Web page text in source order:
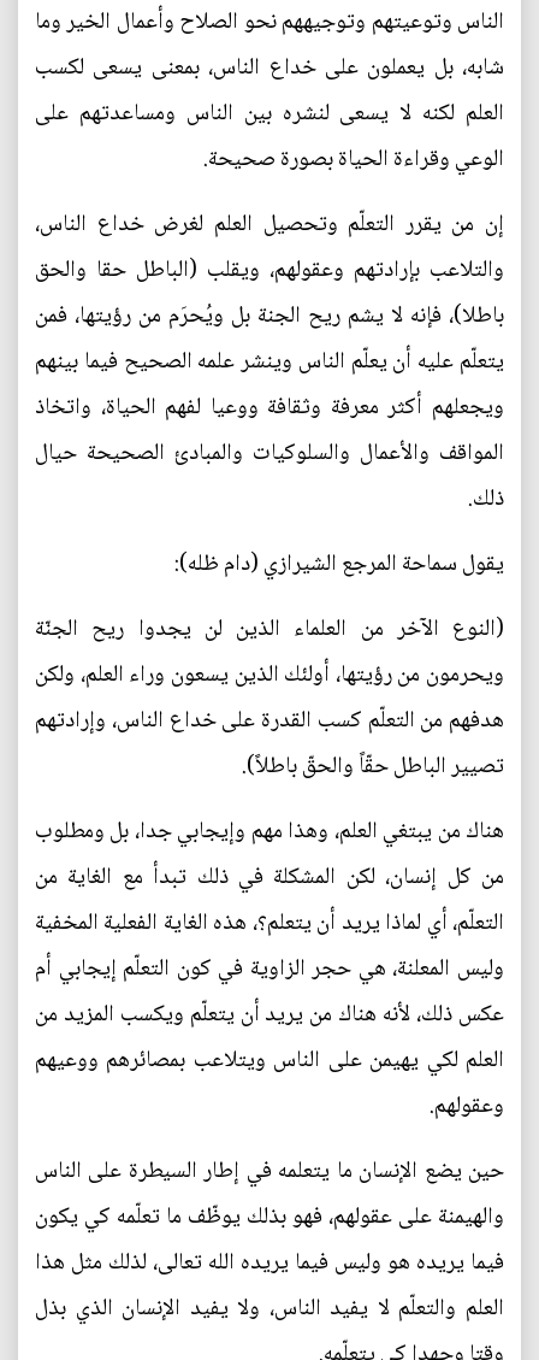
الناس وتوعيتهم وتوجيههم نحو الصلاح وأعمال الخير وما
شابه، بل يعملون على خداع الناس، بمعنى يسعى لكسب
العلم لكنه لا يسعى لنشره بين الناس ومساعدتهم على
الوعي وقراءة الحياة بصورة صحيحة.
إن من يقرر التعلّم وتحصيل العلم لغرض خداع الناس،
والتلاعب بإرادتهم وعقولهم، ويقلب (الباطل حقا والحق
باطلا)، فإنه لا يشم ريح الجنة بل ويُحرَم من رؤيتها، فمن
يتعلّم عليه أن يعلّم الناس وينشر علمه الصحيح فيما بينهم
ويجعلهم أكثر معرفة وثقافة ووعيا لفهم الحياة، واتخاذ
المواقف والأعمال والسلوكيات والمبادئ الصحيحة حيال
ذلك.
يقول سماحة المرجع الشيرازي (دام ظله):
(النوع الآخر من العلماء الذين لن يجدوا ريح الجنّة
ويحرمون من رؤيتها، أولئك الذين يسعون وراء العلم، ولكن
هدفهم من التعلّم كسب القدرة على خداع الناس، وإرادتهم
تصيير الباطل حقّاً والحقّ باطلاً).
هناك من يبتغي العلم، وهذا مهم وإيجابي جدا، بل ومطلوب
من كل إنسان، لكن المشكلة في ذلك تبدأ مع الغاية من
التعلّم، أي لماذا يريد أن يتعلم؟، هذه الغاية الفعلية المخفية
وليس المعلنة، هي حجر الزاوية في كون التعلّم إيجابي أم
عكس ذلك، لأنه هناك من يريد أن يتعلّم ويكسب المزيد من
العلم لكي يهيمن على الناس ويتلاعب بمصائرهم ووعيهم
وعقولهم.
حين يضع الإنسان ما يتعلمه في إطار السيطرة على الناس
والهيمنة على عقولهم، فهو بذلك يوظّف ما تعلّمه كي يكون
فيما يريده هو وليس فيما يريده الله تعالى، لذلك مثل هذا
العلم والتعلّم لا يفيد الناس، ولا يفيد الإنسان الذي بذل